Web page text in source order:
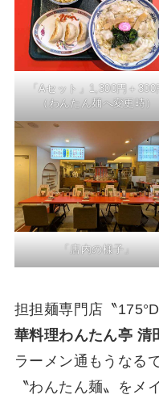
「Aセット」1,300円＋300
（わんたん麺へ変更時）
「店内の様子」
担担麺専門店〝
華料理わんたん亭 清
ラーメン通もうなる
〝わんたん麺〟をメ